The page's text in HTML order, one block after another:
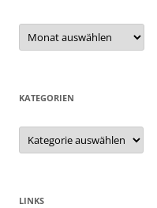
Archiv
KATEGORIEN
Kategorien
LINKS